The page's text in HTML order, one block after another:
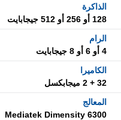
الذاكرة
128 أو 256 أو 512 جيجابايت
الرام
4 أو 6 أو 8 جيجابايت
الكاميرا
32 + 2 ميجابكسل
المعالج
Mediatek Dimensity 6300